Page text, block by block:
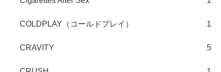
COLDPLAY（コールドプレイ） 1
CRAVITY 5